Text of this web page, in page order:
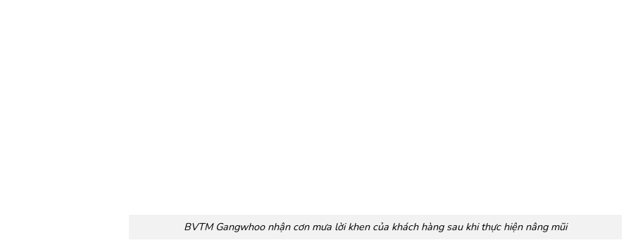
BVTM Gangwhoo nhận cơn mưa lời khen của khách hàng sau khi thực hiện nâng mũi